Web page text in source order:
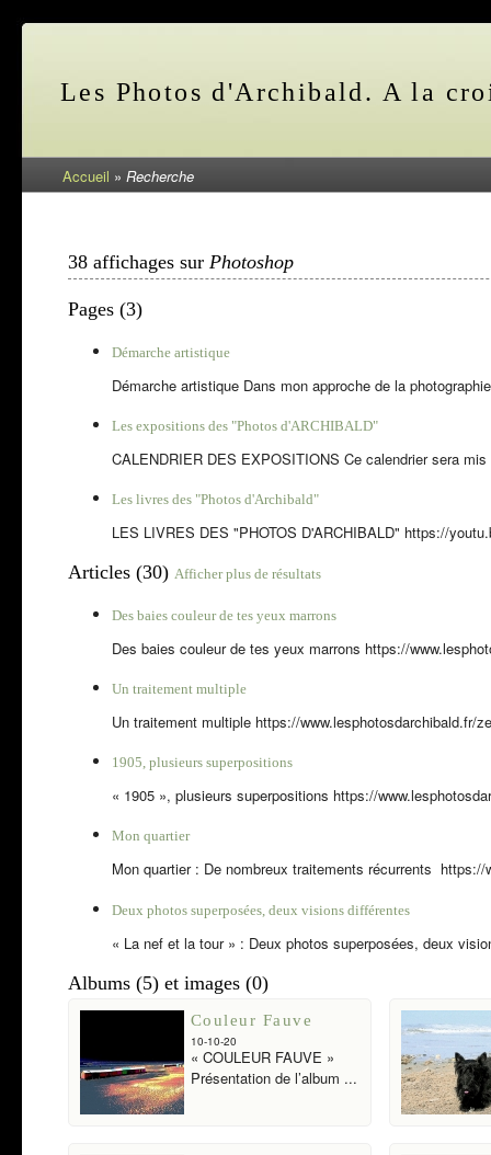
Les Photos d'Archibald. A la
Accueil » Recherche
38 affichages sur Photoshop
Pages (3)
Démarche artistique
Démarche artistique Dans mon approche de la
Les expositions des "Photos d'ARCHIBALD"
CALENDRIER DES EXPOSITIONS Ce calendrier sera
Les livres des "Photos d'Archibald"
LES LIVRES DES "PHOTOS D'ARCHIBALD" https://
Articles (30) Afficher plus de résultats
Des baies couleur de tes yeux marrons
Des baies couleur de tes yeux marrons https://
Un traitement multiple
Un traitement multiple https://www.lesphotosdarchibald.fr/
1905, plusieurs superpositions
« 1905 », plusieurs superpositions https://
Mon quartier
Mon quartier : De nombreux traitements récurrents https://
Deux photos superposées, deux visions différentes
« La nef et la tour » : Deux photos superposées, deux
Albums (5) et images (0)
Couleur Fauve
10-10-20
« COULEUR FAUVE »
Présentation de l’album ...